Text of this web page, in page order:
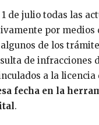
de julio todas las
por medios
de los
de infracciones
a la
fecha en la
.